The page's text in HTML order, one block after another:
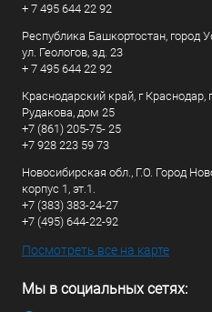
+ 7 495 644 22 92
Республика Башкортостан, город
ул. Геологов, зд. 23
+ 7 495 644 22 92
Краснодарский край, г
Рудакова, дом 25
+7 (861) 205-75- 25
+7 928 223 59 73
Новосибирская обл., Г.О. Город
корпус 1, эт.1.
+7 (383) 383-24-27
+7 (495) 644-22-92
Посмотреть все на карте
Мы в социальных сетях: